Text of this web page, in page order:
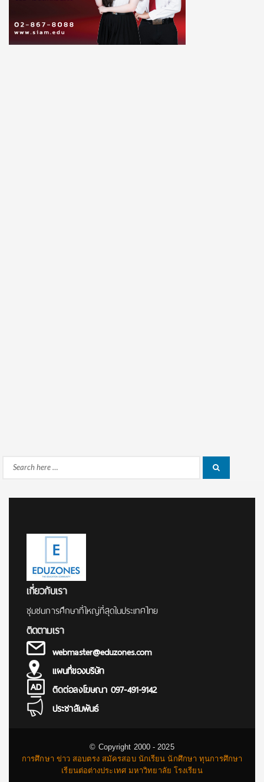
Search
เกี่ยวกับเรา
ชุมชนการศึกษาที่ใหญ่ที่สุดในประเทศไทย
ติดตามเรา
webmaster@eduzones.com
แผนที่ของบริษัท
ติดต่อลงโฆษณา 097-491-9142
ประชาสัมพันธ์
© Copyright 2000 - 2025
การศึกษา ข่าว สอบตรง สมัครสอบ นักเรียน นักศึกษา ทุนการศึกษา
เรียนต่อต่างประเทศ มหาวิทยาลัย โรงเรียน